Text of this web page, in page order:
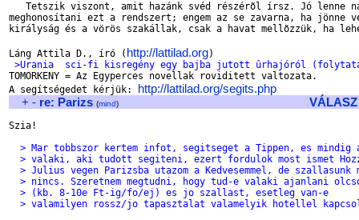
Tetszik viszont, amit hazánk svéd részérõl írsz. Jó lenne
meghonosítani ezt a rendszert; engem az se zavarna, ha jönne
királyság és a vörös szakállak, csak a havat mellõzzük, ha
Láng Attila D., író ( http://lattilad.org
>Urania ­ sci-fi kisregény egy bajba jutott ûrhajóról
TOMORKENY = Az Egyperces novellak roviditett valtozata.
A segítségedet kérjük: http://lattilad.org/segits.php
+ - re: Parizs (mind) VÁLASZ
Szia!
> Mar tobbszor kertem infot, segitseget a Tippen, es mindig
> valaki, aki tudott segiteni, ezert fordulok most ismet
> Julius vegen Parizsba utazom a Kedvesemmel, de szallasunk
> nincs. Szeretnem megtudni, hogy tud-e valaki ajanlani
  > (kb. 8-10e Ft-ig/fo/ej) es jo szallast, esetleg van-e
> valamilyen rossz/jo tapasztalat valamelyik hotellel